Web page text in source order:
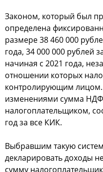
Законом, который был
определена
размере 38 460 000
года, 34 000 000 рублей
начиная с 2021 года,
отношении которых
контролирующим лицом.
изменениями сумма
налогоплательщиком,
год за все КИК.
Выбравшим такую
декларировать доходы
сумму